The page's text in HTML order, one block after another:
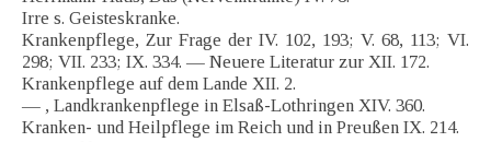
Irre s. Geisteskranke.
Krankenpflege, Zur Frage der IV. 102, 193; V. 68, 113; VI.
298; VII. 233; IX. 334. — Neuere Literatur zur XII. 172.
Krankenpflege auf dem Lande XII. 2.
— , Landkrankenpflege in Elsaß-Lothringen XIV. 360.
Kranken- und Heilpflege im Reich und in Preußen IX. 214.